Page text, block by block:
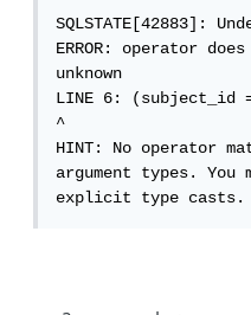
SQLSTATE[42883]:
ERROR: operator
unknown
LINE 6: (subject_id
^
HINT: No operator
argument types. You
explicit type casts.